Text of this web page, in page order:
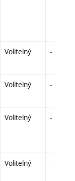
Volitelný -
Volitelný -
Volitelný -
Volitelný -